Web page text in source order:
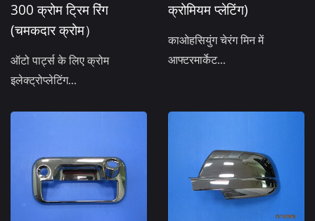
300 क्रोम ट्रिम रिंग
(चमकदार क्रोम）
ऑटो पार्ट्स के लिए क्रोम
इलेक्ट्रोप्लेटिंग...
क्रोमियम प्लेटिंग)
काओहसियुंग चेरंग मिन में
आफ्टरमार्केट...